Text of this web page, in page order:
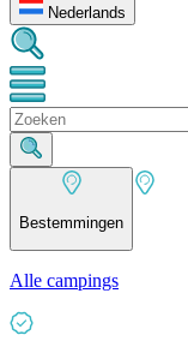
Nederlands
Bestemmingen
Alle campings